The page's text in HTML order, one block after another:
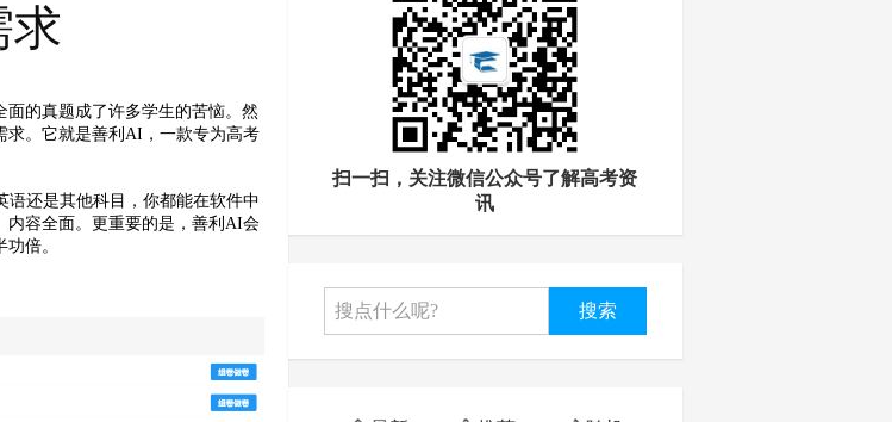
求
的真题成了许多学生的苦恼。然
求。它就是善利AI，一款专为高考
还是其他科目，你都能在软件中
内容全面。更重要的是，善利AI会
倍。
扫一扫，关注微信公众号了解高考资
讯
搜索